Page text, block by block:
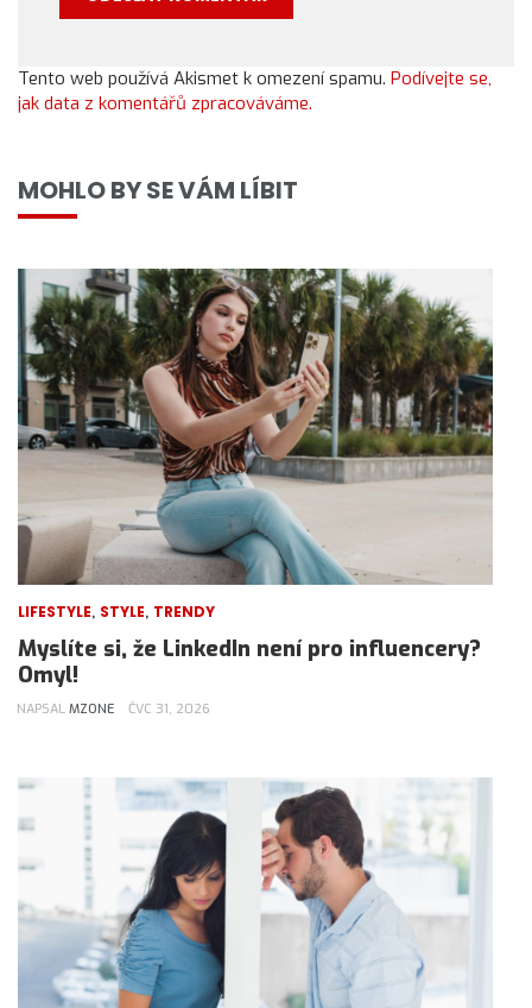
Tento web používá Akismet k omezení spamu. Podívejte se,
jak data z komentářů zpracováváme.
MOHLO BY SE VÁM LÍBIT
LIFESTYLE, STYLE, TRENDY
Myslíte si, že LinkedIn není pro influencery?
Omyl!
NAPSAL MZONE ČVC 31, 2026